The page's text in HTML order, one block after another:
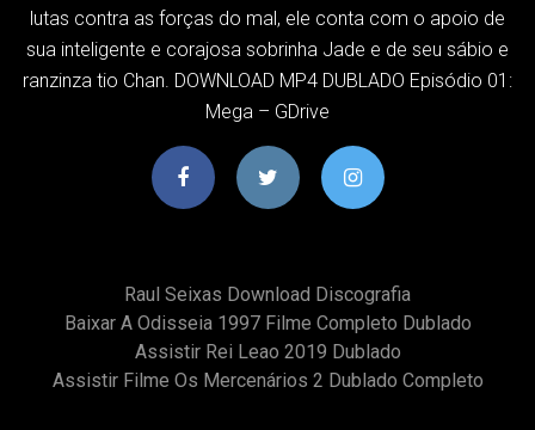
lutas contra as forças do mal, ele conta com o apoio de
sua inteligente e corajosa sobrinha Jade e de seu sábio e
ranzinza tio Chan. DOWNLOAD MP4 DUBLADO Episódio 01:
Mega – GDrive
Raul Seixas Download Discografia
Baixar A Odisseia 1997 Filme Completo Dublado
Assistir Rei Leao 2019 Dublado
Assistir Filme Os Mercenários 2 Dublado Completo